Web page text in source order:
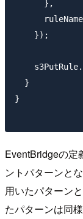
      },
    });
  }
}
EventBridgeの定
ントパターンと
用いたパターン
たパターンは同